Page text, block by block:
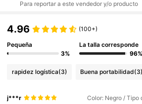
Para reportar a este vendedor y/o producto
4.96 (100+)
Pequeña
3%
La talla corresponde
96%
rapidez logística(3) Buena portabilidad(3)
j***r Color: Negro / Tipo